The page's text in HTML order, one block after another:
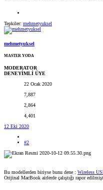
Tepkiler: mehmetyuksel
mehmetyuksel
MASTER YODA
MODERATOR
DENEYİMLİ ÜYE
22 Ocak 2020
7,887
2,864
4,401
12 Eki 2020
#2
Bu modellerden biriyse bunu dene : Wireless
Orijinal MacBook airlerde çalıştığı rapor